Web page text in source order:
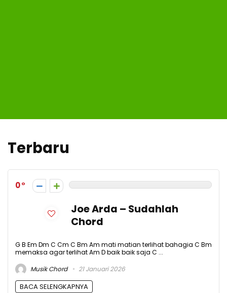
Terbaru
0
Joe Arda – Sudahlah
Chord
G B Em Dm C Cm C Bm Am mati matian terlihat bahagia C Bm
memaksa agar terlihat Am D baik baik saja C ...
Musik Chord
21 Januari 2026
BACA SELENGKAPNYA